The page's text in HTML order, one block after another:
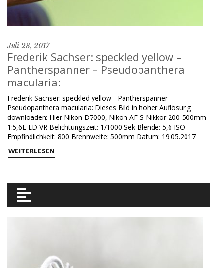
Juli 23, 2017
Frederik Sachser: speckled yellow –
Pantherspanner – Pseudopanthera
macularia:
Frederik Sachser: speckled yellow - Pantherspanner -
Pseudopanthera macularia: Dieses Bild in hoher Auflösung
downloaden: Hier Nikon D7000, Nikon AF-S Nikkor 200-500mm
1:5,6E ED VR Belichtungszeit: 1/1000 Sek Blende: 5,6 ISO-
Empfindlichkeit: 800 Brennweite: 500mm Datum: 19.05.2017
WEITERLESEN